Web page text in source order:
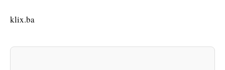
klix.ba